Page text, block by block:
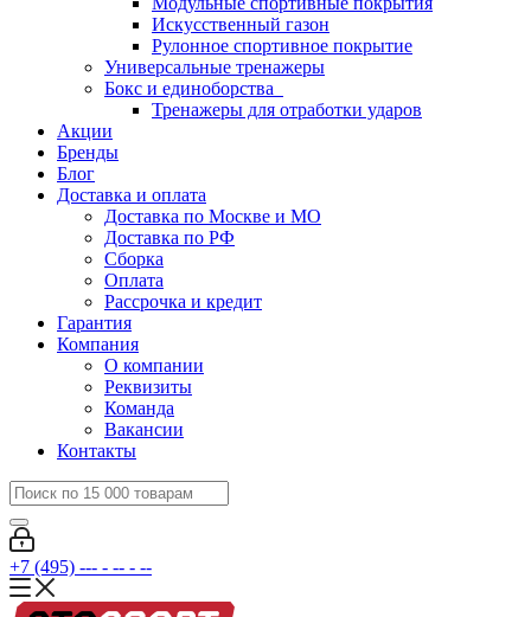
Искусственный газон
Рулонное спортивное покрытие
Универсальные тренажеры
Бокс и единоборства
Тренажеры для отработки ударов
Акции
Бренды
Блог
Доставка и оплата
Доставка по Москве и МО
Доставка по РФ
Сборка
Оплата
Рассрочка и кредит
Гарантия
Компания
О компании
Реквизиты
Команда
Вакансии
Контакты
+7 (495) --- - -- - --